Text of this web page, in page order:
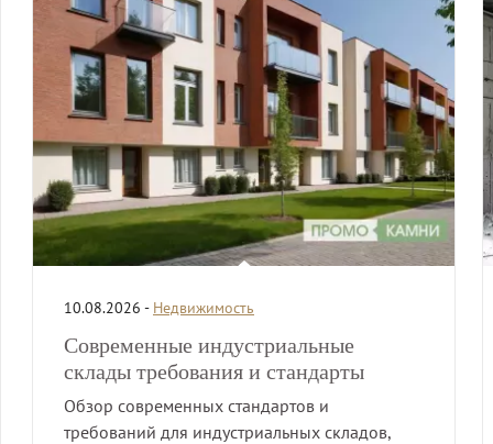
10.08.2026 - Недвижимость
Современные индустриальные
склады требования и стандарты
Обзор современных стандартов и
требований для индустриальных складов,